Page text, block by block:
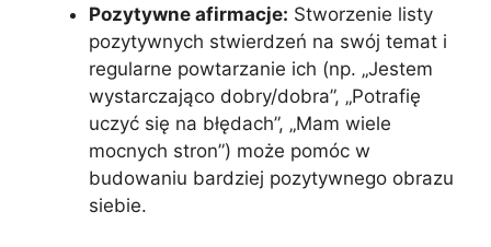
Pozytywne afirmacje: Stworzenie listy
pozytywnych stwierdzeń na swój temat i
regularne powtarzanie ich (np. „Jestem
wystarczająco dobry/dobra”, „Potrafię
uczyć się na błędach”, „Mam wiele
mocnych stron”) może pomóc w
budowaniu bardziej pozytywnego obrazu
siebie.